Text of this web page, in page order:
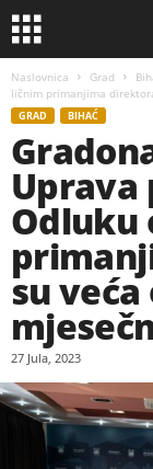
Naslovnica Grad
ličnim primanjima
GRAD BIHAĆ
Uprava
Odluku
su veća
27 Jula, 2023